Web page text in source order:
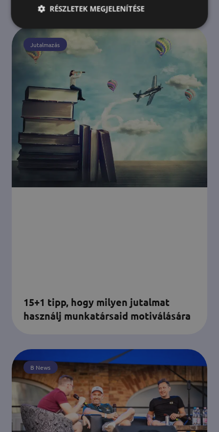
Jutalmazás
15+1 tipp, hogy milyen jutalmat
használj munkatársaid motiválására
B News
RÉSZLETEK MEGJELENÍTÉSE